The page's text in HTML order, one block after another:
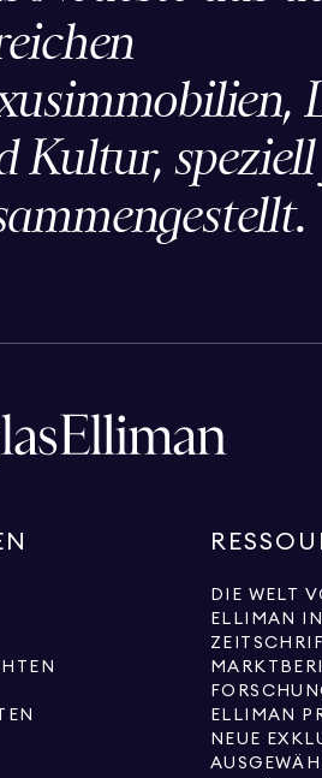
Kultur,
DIE WELT
ELLIMAN
ELLIMAN